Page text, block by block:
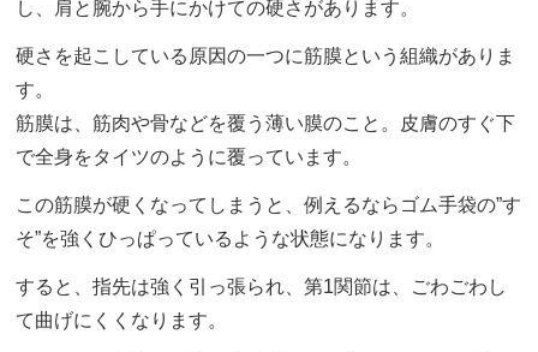
し、肩と腕から手にかけての硬さがあります。
硬さを起こしている原因の一つに筋膜という組織がありま
す。
筋膜は、筋肉や骨などを覆う薄い膜のこと。皮膚のすぐ下
で全身をタイツのように覆っています。
この筋膜が硬くなってしまうと、例えるならゴム手袋の”す
そ”を強くひっぱっているような状態になります。
すると、指先は強く引っ張られ、第1関節は、ごわごわし
て曲げにくくなります。